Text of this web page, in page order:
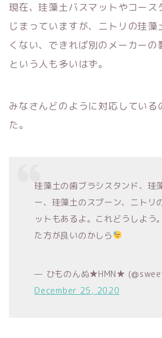
現在、珪藻土バスマットやコース
じまっていますが、ニトリの珪藻
くない、できれば別のメーカーの
という人も多いはず。
みなさんどのように対応している
た。
珪藻土の歯ブラシスタンド、珪
ー、珪藻土のスプーン、ニトリ
ットもあるよ。これどうしよう
た方が良いのかしら
— ひものんぬ★HMN★
December 25, 2020